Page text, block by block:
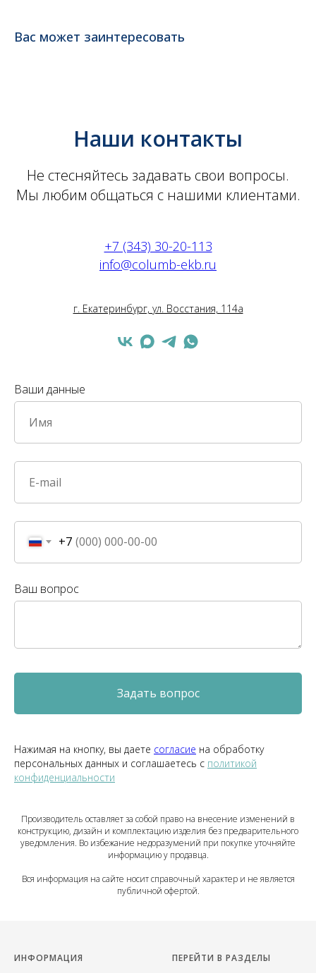
Вас может заинтересовать
Наши контакты
Не стесняйтесь задавать свои вопросы.
Мы любим общаться с нашими клиентами.
+7 (343) 30-20-113
info@columb-ekb.ru
г. Екатеринбург, ул. Восстания, 114а
Ваши данные
+7
Ваш вопрос
Задать вопрос
Нажимая на кнопку, вы даете согласие на обработку
персональных данных и соглашаетесь c политикой
конфиденциальности
Производитель оставляет за собой право на внесение изменений в
конструкцию, дизайн и комплектацию изделия без предварительного
уведомления. Во избежание недоразумений при покупке уточняйте
информацию у продавца.
Вся информация на сайте носит справочный характер и не является
публичной офертой.
ИНФОРМАЦИЯ
ПЕРЕЙТИ В РАЗДЕЛЫ